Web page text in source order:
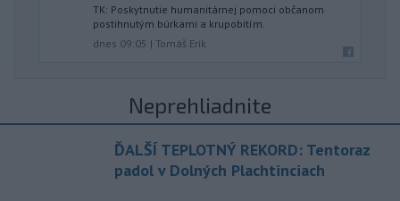
TK: Poskytnutie humanitárnej pomoci občanom
postihnutým búrkami a krupobitím.
dnes 09:05 | Tomáš Erik
Neprehliadnite
ĎALŠÍ TEPLOTNÝ REKORD: Tentoraz
padol v Dolných Plachtinciach